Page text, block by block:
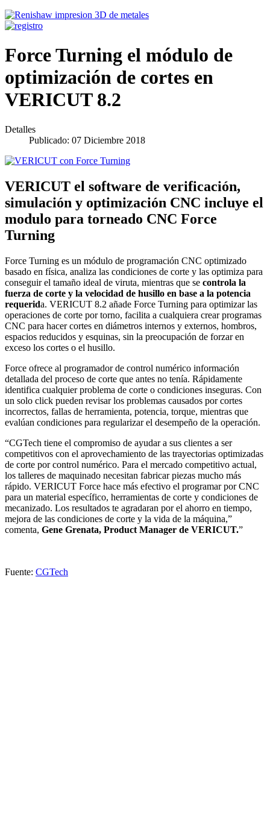
Force Turning el módulo de
optimización de cortes en
VERICUT 8.2
Detalles
Publicado: 07 Diciembre 2018
VERICUT el software de verificación,
simulación y optimización CNC incluye el
modulo para torneado CNC Force
Turning
Force Turning es un módulo de programación CNC optimizado
basado en física, analiza las condiciones de corte y las optimiza para
conseguir el tamaño ideal de viruta, mientras que se controla la
fuerza de corte y la velocidad de husillo en base a la potencia
requerida. VERICUT 8.2 añade Force Turning para optimizar las
operaciones de corte por torno, facilita a cualquiera crear programas
CNC para hacer cortes en diámetros internos y externos, hombros,
espacios reducidos y esquinas, sin la preocupación de forzar en
exceso los cortes o el husillo.
Force ofrece al programador de control numérico información
detallada del proceso de corte que antes no tenía. Rápidamente
identifica cualquier problema de corte o condiciones inseguras. Con
un solo click pueden revisar los problemas causados por cortes
incorrectos, fallas de herramienta, potencia, torque, mientras que
evalúan condiciones para regularizar el desempeño de la operación.
“CGTech tiene el compromiso de ayudar a sus clientes a ser
competitivos con el aprovechamiento de las trayectorias optimizadas
de corte por control numérico. Para el mercado competitivo actual,
los talleres de maquinado necesitan fabricar piezas mucho más
rápido. VERICUT Force hace más efectivo el programar por CNC
para un material específico, herramientas de corte y condiciones de
mecanizado. Los resultados te agradaran por el ahorro en tiempo,
mejora de las condiciones de corte y la vida de la máquina,”
comenta, Gene Grenata, Product Manager de VERICUT.”
Fuente: CGTech